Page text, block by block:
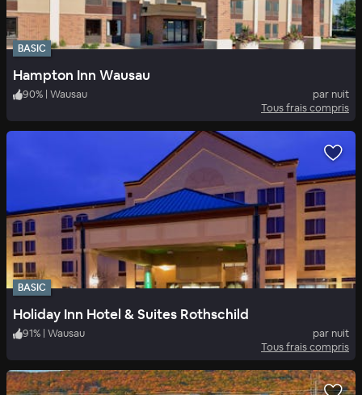
BASIC
Hampton Inn Wausau
90% | Wausau
par nuit
Tous frais compris
BASIC
Holiday Inn Hotel & Suites Rothschild
91% | Wausau
par nuit
Tous frais compris